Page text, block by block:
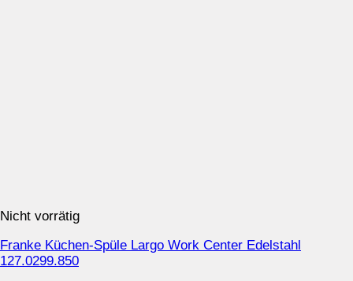
Nicht vorrätig
Franke Küchen-Spüle Largo Work Center Edelstahl
127.0299.850